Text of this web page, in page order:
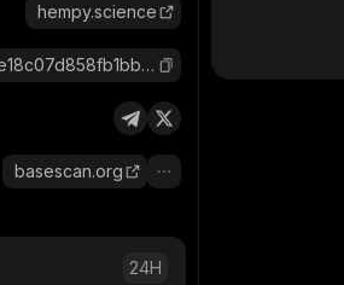
hempy.science
0xe18c07d858fb1bbf8c06fd78c13b86afd3d04e28_base
basescan.org
24H